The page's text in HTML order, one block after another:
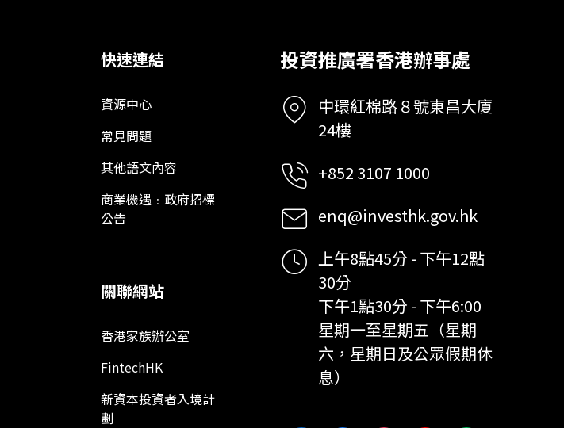
快速連結
資源中心
常見問題
其他語文內容
商業機遇﹕政府招標
公告
關聯網站
香港家族辦公室
FintechHK
新資本投資者入境計
劃
投資推廣署香港辦事處
中環紅棉路８號東昌大廈
24樓
+852 3107 1000
enq@investhk.gov.hk
上午8點45分 - 下午12點
30分
下午1點30分 - 下午6:00
星期一至星期五（星期
六，星期日及公眾假期休
息）